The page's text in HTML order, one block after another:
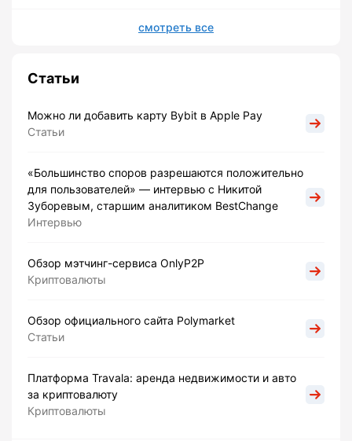
смотреть все
Статьи
Можно ли добавить карту Bybit в Apple Pay
Статьи
«Большинство споров разрешаются положительно
для пользователей» — интервью с Никитой
Зуборевым, старшим аналитиком BestChange
Интервью
Обзор мэтчинг-сервиса OnlyP2P
Криптовалюты
Обзор официального сайта Polymarket
Статьи
Платформа Travala: аренда недвижимости и авто
за криптовалюту
Криптовалюты